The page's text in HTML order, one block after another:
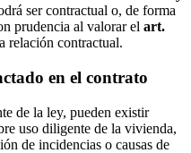
ser contractual o, de forma
prudencia al valorar el art.
relación contractual.
en el contrato
de la ley, pueden existir
uso diligente de la vivienda,
de incidencias o causas de